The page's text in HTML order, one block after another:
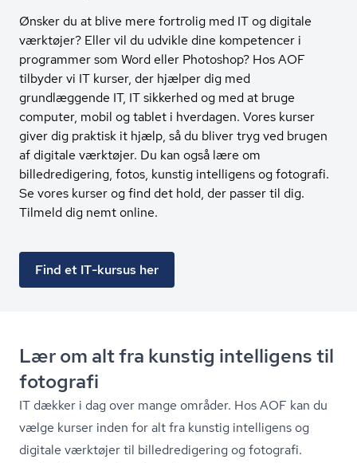
Ønsker du at blive mere fortrolig med IT og digitale
værktøjer? Eller vil du udvikle dine kompetencer i
programmer som Word eller Photoshop? Hos AOF
tilbyder vi IT kurser, der hjælper dig med
grundlæggende IT, IT sikkerhed og med at bruge
computer, mobil og tablet i hverdagen. Vores kurser
giver dig praktisk it hjælp, så du bliver tryg ved brugen
af digitale værktøjer. Du kan også lære om
billedredigering, fotos, kunstig intelligens og fotografi.
Se vores kurser og find det hold, der passer til dig.
Tilmeld dig nemt online.
Find et IT-kursus her
Lær om alt fra kunstig intelligens til
fotografi
IT dækker i dag over mange områder. Hos AOF kan du
vælge kurser inden for alt fra kunstig intelligens og
digitale værktøjer til bil­led­re­di­ge­ring og fotografi.